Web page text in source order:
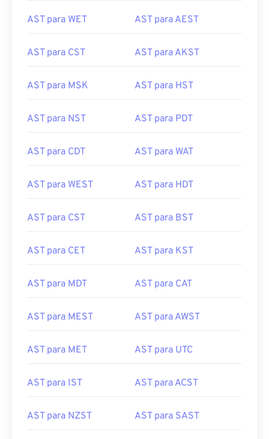
AST para WET AST para AEST
AST para CST AST para AKST
AST para MSK AST para HST
AST para NST AST para PDT
AST para CDT AST para WAT
AST para WEST AST para HDT
AST para CST AST para BST
AST para CET AST para KST
AST para MDT AST para CAT
AST para MEST AST para AWST
AST para MET AST para UTC
AST para IST AST para ACST
AST para NZST AST para SAST